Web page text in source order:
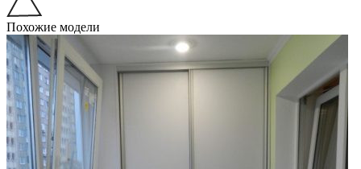
Похожие модели